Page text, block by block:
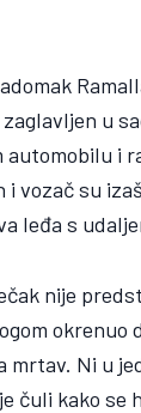
u
i
vozač su
leđa s
nije
okrenuo
Ni u
čuli kako se